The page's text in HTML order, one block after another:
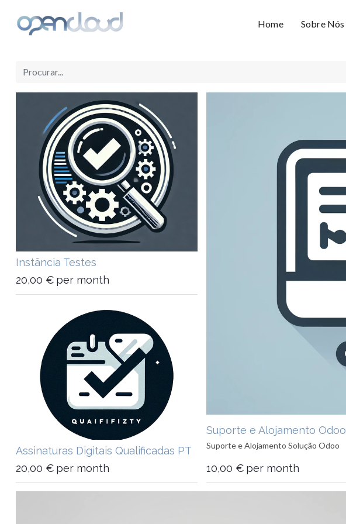
Home Sobre Nós
Instância Testes
20,00 € per month
Suporte e Alojamento Odoo
Suporte e Alojamento Solução Odoo
10,00 € per month
Assinaturas Digitais Qualificadas PT
20,00 € per month